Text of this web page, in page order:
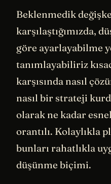
Beklenmedik
karşılaştığımızda,
göre ayarlayabilme
tanımlayabiliriz
karşısında nasıl
nasıl bir strateji
olarak ne kadar
orantılı. Kolaylıkla
bunları rahatlıkla
düşünme biçimi.